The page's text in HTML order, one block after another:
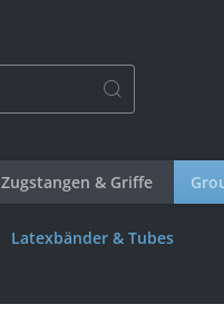
Zugstangen & Griffe
Latexbänder & Tubes